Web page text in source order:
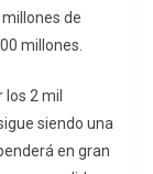
de
millones.
los 2 mil
siendo una
en gran